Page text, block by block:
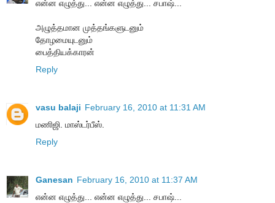
என்ன எழுத்து... என்ன எழுத்து... சபாஷ்...
அழுத்தமான முத்தங்களுடனும்
தோழமையுடனும்
பைத்தியக்காரன்
Reply
vasu balaji February 16, 2010 at 11:31 AM
மணிஜி. மாஸ்டர்பீஸ்.
Reply
Ganesan February 16, 2010 at 11:37 AM
என்ன எழுத்து... என்ன எழுத்து... சபாஷ்...